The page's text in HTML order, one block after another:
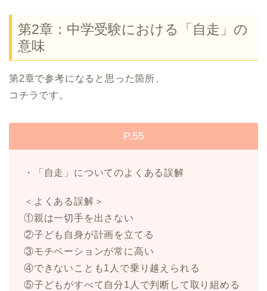
第2章：中学受験における「自走」の
意味
第2章で参考になると思った箇所、
コチラです。
P.55
・「自走」についてのよくある誤解
＜よくある誤解＞
①親は一切手を出さない
②子ども自身が計画を立てる
③モチベーションが常に高い
④できないことも1人で乗り越えられる
⑤子どもがすべて自分1人で判断して取り組める